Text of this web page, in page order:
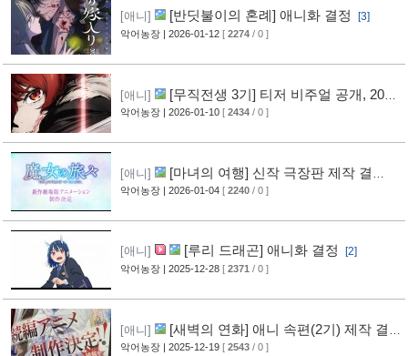
[애니] [반딧불이의 혼례] 애니화 결정 [3]
악어농장 | 2026-01-12 [ 2274 / 0 ]
[애니]
[무직전생 3기] 티저 비주얼 공개, 2026
년 7월 방영 [3]
악어농장 | 2026-01-10 [ 2434 / 0 ]
[애니]
[마녀의 여행] 신작 극장판 제작 결
정 [2]
악어농장 | 2026-01-04 [ 2240 / 0 ]
[애니] [루리 드래곤] 애니화 결정 [2]
악어농장 | 2025-12-28 [ 2371 / 0 ]
[애니]
[새벽의 연화] 애니 속편(2기) 제작 결
정 [2]
악어농장 | 2025-12-19 [ 2543 / 0 ]